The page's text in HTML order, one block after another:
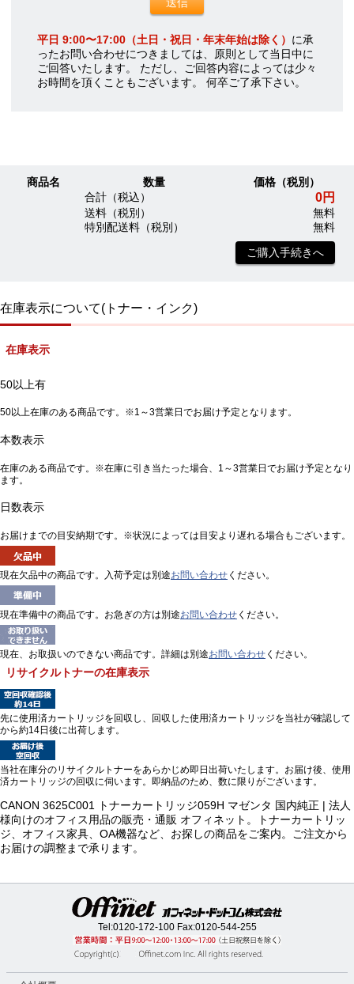
平日 9:00〜17:00（土日・祝日・年末年始は除く） に承
ったお問い合わせにつきましては、原則として当日中に
ご回答いたします。 ただし、ご回答内容によっては少々
お時間を頂くこともございます。 何卒ご了承下さい。
商品名 数量
価格（税別）
合計（税込）
0円
送料（税別）
無料
特別配送料（税別）
無料
ご購入手続きへ
在庫表示について(トナー・インク)
在庫表示
50以上有
50以上在庫のある商品です。※1～3営業日でお届け予定となります。
本数表示
在庫のある商品です。※在庫に引き当たった場合、1～3営業日でお届け予定となり
ます。
日数表示
お届けまでの目安納期です。※状況によっては目安より遅れる場合もございます。
現在欠品中の商品です。入荷予定は別途お問い合わせ ください。
現在準備中の商品です。お急ぎの方は別途お問い合わせ ください。
現在、お取扱いのできない商品です。詳細は別途お問い合わせ ください。
リサイクルトナーの在庫表示
先に使用済カートリッジを回収し、回収した使用済カートリッジを当社が確認して
から約14日後に出荷します。
当社在庫分のリサイクルトナーをあらかじめ即日出荷いたします。お届け後、使用
済カートリッジの回収に伺います。即納品のため、数に限りがございます。
CANON 3625C001 トナーカートリッジ059H マゼンタ 国内純正 | 法人
様向けのオフィス用品の販売・通販 オフィネット。トナーカートリッ
ジ、オフィス家具、OA機器など、お探しの商品をご案内。ご注文から
お届けの調整まで承ります。
Tel:0120-172-100Fax:0120-544-255